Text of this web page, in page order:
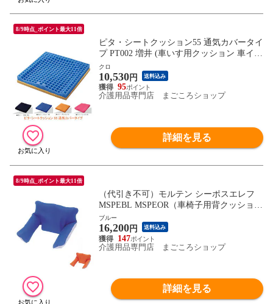
8/9時点_ポイント最大11倍
ピタ・シートクッション55 通気カバータイ
プ PT002 増井 (車いす用クッション 車イス
ピタシートクッション) 介護用品
クロ
10,530円 送料込み
95
介護用品専門店 まごころショップ
詳細を見る
8/9時点_ポイント最大11倍
（代引き不可）モルテン シーポスエレフ
MSPEBL MSPEOR（車椅子用背クッション
車いす用クッション 滑り止め付き）介護用
品
ブルー
16,200円 送料込み
147
介護用品専門店 まごころショップ
詳細を見る